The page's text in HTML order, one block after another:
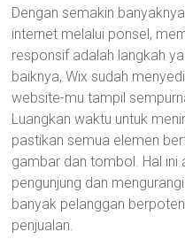
Dengan semakin
internet melalui ponsel,
responsif adalah langkah
baiknya, Wix sudah
website-mu tampil
Luangkan waktu untuk
pastikan semua elemen
gambar dan tombol. Hal ini
pengunjung dan
banyak pelanggan
penjualan.